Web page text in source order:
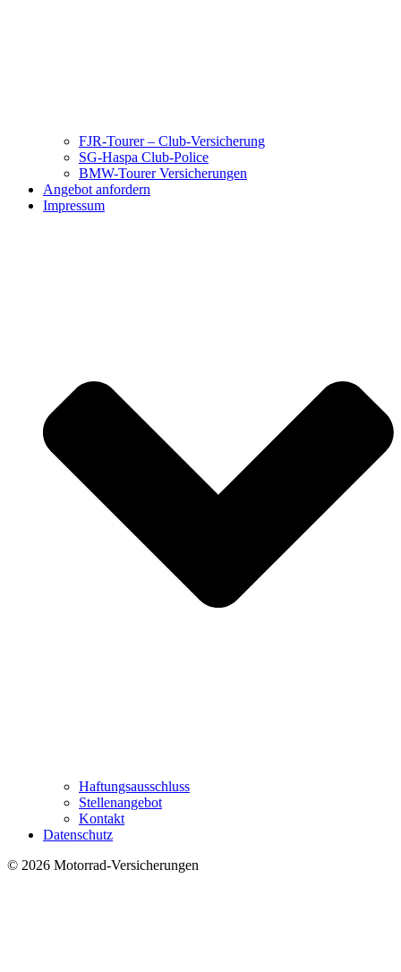
FJR-Tourer – Club-Versicherung
SG-Haspa Club-Police
BMW-Tourer Versicherungen
Angebot anfordern
Impressum
Haftungsausschluss
Stellenangebot
Kontakt
Datenschutz
© 2026 Motorrad-Versicherungen